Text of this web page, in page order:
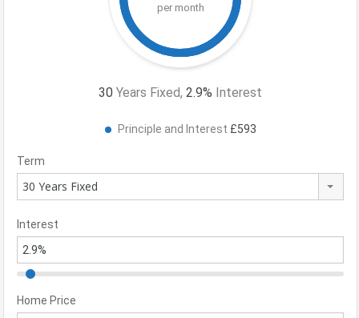
per month
30 Years Fixed, 2.9% Interest
Principle and Interest £593
Term
30 Years Fixed
Interest
Home Price